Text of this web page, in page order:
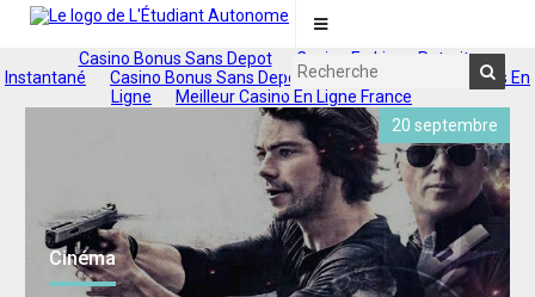
Casino Bonus Sans Depot
Casino En Ligne Retrait
Instantané
Casino Bonus Sans Depot 2025
Nouveaux Casinos En
Ligne
Meilleur Casino En Ligne France
20 septembre
Cinéma